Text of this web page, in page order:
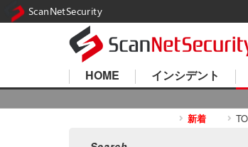
HOME インシデント
新着
ScanNetSecurity